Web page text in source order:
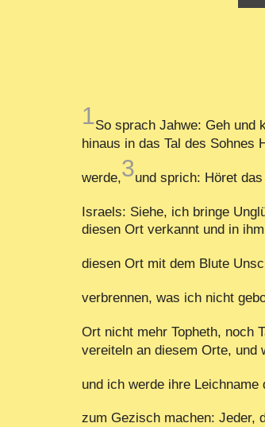
1So sprach Jahwe: Geh und
hinaus in das Tal des Sohnes
werde,3und sprich: Höret
Israels: Siehe, ich bringe
diesen Ort verkannt und in
diesen Ort mit dem Blute
verbrennen, was ich nicht
Ort nicht mehr Topheth, noch
vereiteln an diesem Orte, und
und ich werde ihre
zum Gezisch machen: Jeder,